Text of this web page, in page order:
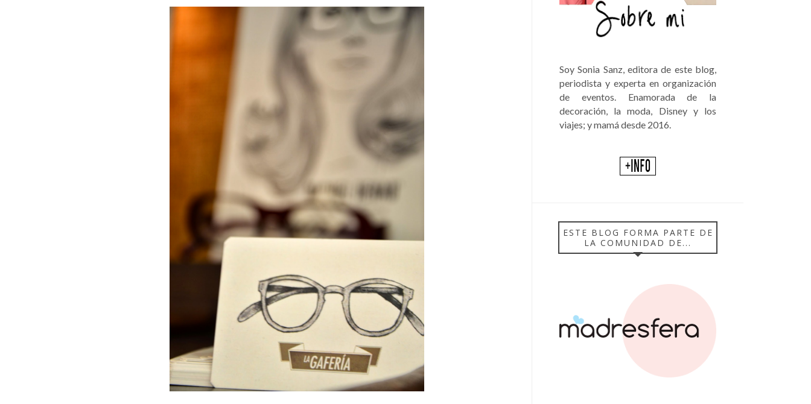
Soy Sonia Sanz, editora de este blog,
periodista y experta en organización
de eventos. Enamorada de la
decoración, la moda, Disney y los
viajes; y mamá desde 2016.
ESTE BLOG FORMA PARTE DE
LA COMUNIDAD DE...